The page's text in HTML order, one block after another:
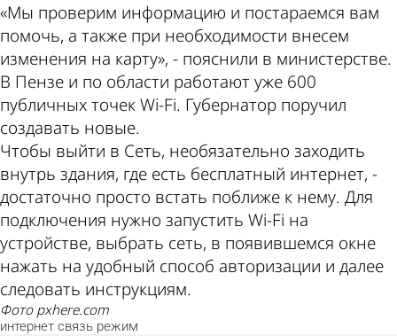
«Мы проверим информацию и постараемся вам
помочь, а также при необходимости внесем
изменения на карту», - пояснили в министерстве.
В Пензе и по области работают уже 600
публичных точек Wi-Fi. Губернатор поручил
создавать новые.
Чтобы выйти в Сеть, необязательно заходить
внутрь здания, где есть бесплатный интернет, -
достаточно просто встать поближе к нему. Для
подключения нужно запустить Wi-Fi на
устройстве, выбрать сеть, в появившемся окне
нажать на удобный способ авторизации и далее
следовать инструкциям.
фото pxhere.com
интернет связь режим